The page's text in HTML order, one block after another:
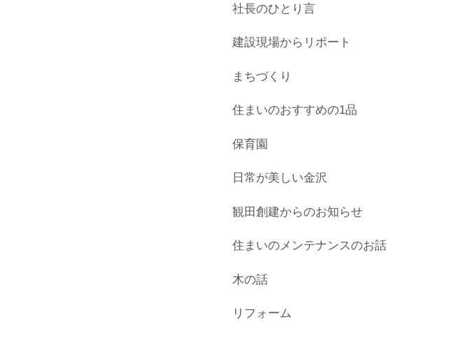
社長のひとり言
建設現場からリポート
まちづくり
住まいのおすすめの1品
保育園
日常が美しい金沢
観田創建からのお知らせ
住まいのメンテナンスのお話
木の話
リフォーム